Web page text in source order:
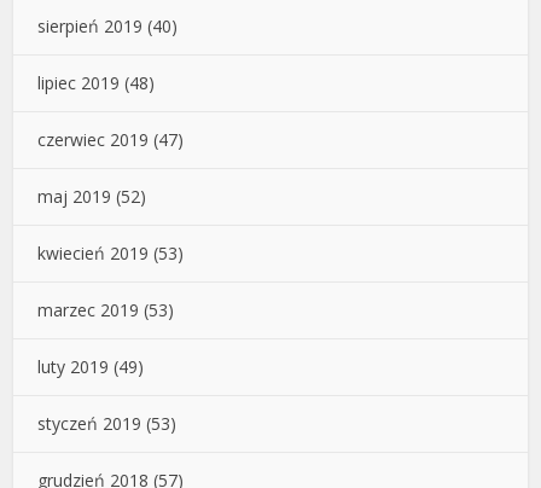
sierpień 2019 (40)
lipiec 2019 (48)
czerwiec 2019 (47)
maj 2019 (52)
kwiecień 2019 (53)
marzec 2019 (53)
luty 2019 (49)
styczeń 2019 (53)
grudzień 2018 (57)